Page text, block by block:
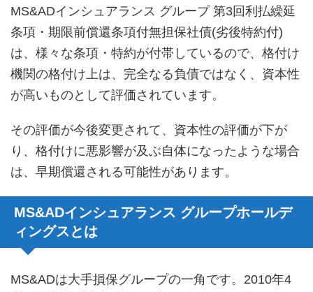
MS&ADインシュアランス グループ 第3回利払繰延
条項・期限前償還条項付無担保社債(劣後特約付)
は、様々な条項・特約が付帯しているので、格付け
機関の格付け上は、完全なる負債ではなく、資本性
が高いものとして評価されています。
その評価が今後変更されて、資本性の評価が下が
り、格付けに悪影響が及ぶ自体になったような場合
は、早期償還される可能性があります。
MS&ADインシュアランス グループホールデ
ィングスとは
MS&ADは大手損保グループの一角です。2010年4